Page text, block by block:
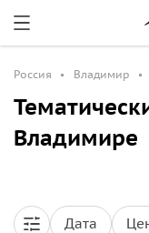
Россия Владимир
Владимире
Дата